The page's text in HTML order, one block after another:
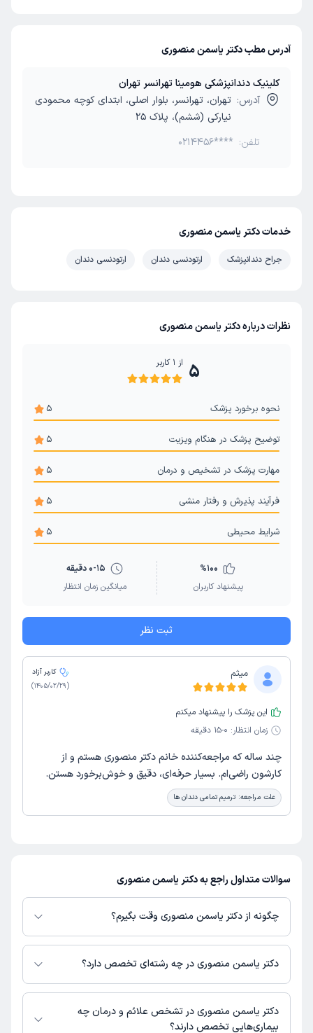
آدرس مطب دکتر یاسمن منصوری
کلینیک دندانپزشکی هومینا تهرانسر تهران
آدرس: تهران، تهرانسر، بلوار اصلی، ابتدای کوچه محمودی
نیارکی (ششم)، پلاک 25
تلفن: 0214456****
خدمات دکتر یاسمن منصوری
جراح دندانپزشک ارتودنسی دندان ارتودنسی دندان
نظرات درباره دکتر یاسمن منصوری
5 از 1 کاربر
نحوه برخورد پزشک 5
توضیح پزشک در هنگام ویزیت 5
مهارت پزشک در تشخیص و درمان 5
فرآیند پذیرش و رفتار منشی 5
شرایط محیطی 5
%100
پیشنهاد کاربران
0-15 دقیقه
میانگین زمان انتظار
ثبت نظر
میثم
کاربر آزاد
(
1405/02/29
)
این پزشک را پیشنهاد میکنم
زمان انتظار: 0-15 دقیقه
چند ساله که مراجعه‌کننده خانم دکتر منصوری هستم و از
کارشون راضی‌ام. بسیار حرفه‌ای، دقیق و خوش‌برخورد هستن.
علت مراجعه: ترمیم تمامی دندان ها
سوالات متداول راجع به دکتر یاسمن منصوری
چگونه از دکتر یاسمن منصوری وقت بگیرم؟
در صورتی کهدکتر یاسمن منصوریدارای پروفایل فعال و نوبت‌دهی باز در پلتفرم
دکترتو باشند، می‌توانید از طریق این پلتفرم برای دریافت نوبت اقدام کنید. در
مطب، شماره تماس، برنامه حضور در مطب، تصاویر پزشک، ساعات کاری و سایر
اطلاعات مرتبط با خدمات پزشکی و نوبت‌گیری ممکن است در پروفایل ایشان در
دکترتو در دسترس باشد
دکتر یاسمن منصوری در چه رشته‌ای تخصص دارد؟
دکتر یاسمن منصوری در رشته‌های زیر (دندان پزشکی) تخصص دارند:
دندانپزشک
دکتر یاسمن منصوری در تشخص علائم و درمان چه
بیماری‌هایی تخصص دارند؟